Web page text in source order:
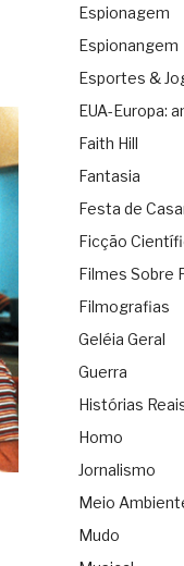
Espionagem
Espionangem
Esportes &
EUA-Europa:
Faith Hill
Fantasia
Festa de
Ficção
Filmes Sobre
Filmografias
Geléia Geral
Guerra
Histórias
Homo
Jornalismo
Meio
Mudo